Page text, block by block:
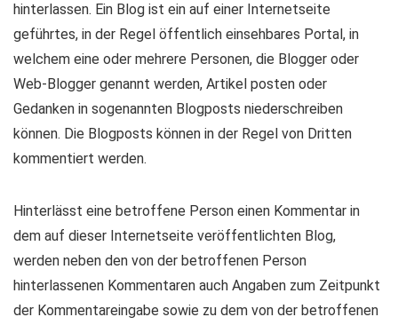
hinterlassen. Ein Blog ist ein auf einer Internetseite
geführtes, in der Regel öffentlich einsehbares Portal, in
welchem eine oder mehrere Personen, die Blogger oder
Web-Blogger genannt werden, Artikel posten oder
Gedanken in sogenannten Blogposts niederschreiben
können. Die Blogposts können in der Regel von Dritten
kommentiert werden.
Hinterlässt eine betroffene Person einen Kommentar in
dem auf dieser Internetseite veröffentlichten Blog,
werden neben den von der betroffenen Person
hinterlassenen Kommentaren auch Angaben zum Zeitpunkt
der Kommentareingabe sowie zu dem von der betroffenen